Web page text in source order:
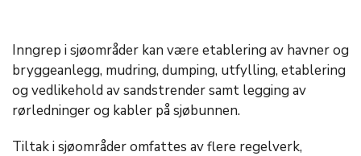
Inngrep i sjøområder kan være etablering av havner og
bryggeanlegg, mudring, dumping, utfylling, etablering
og vedlikehold av sandstrender samt legging av
rørledninger og kabler på sjøbunnen.
Tiltak i sjøområder omfattes av flere regelverk,